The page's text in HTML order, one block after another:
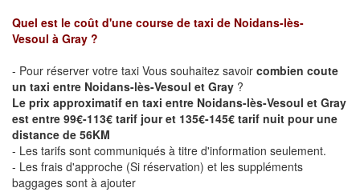
Quel est le coût d'une course de taxi de Noidans-lès-
Vesoul à Gray ?
- Pour réserver votre taxi Vous souhaitez savoir combien coute
un taxi entre Noidans-lès-Vesoul et Gray ?
Le prix approximatif en taxi entre Noidans-lès-Vesoul et Gray
est entre 99€-113€ tarif jour et 135€-145€ tarif nuit pour une
distance de 56KM
- Les tarifs sont communiqués à titre d'information seulement.
- Les frais d'approche (Si réservation) et les suppléments
baggages sont à ajouter